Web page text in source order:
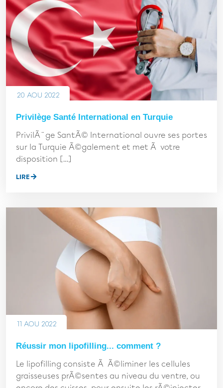
20 AOU 2022
Privilège Santé International en Turquie
PrivilÃ¨ge SantÃ© International ouvre ses portes
sur la Turquie Ã©galement et met Ã votre
disposition […]
LIRE
11 AOU 2022
Réussir mon lipofilling... comment ?
Le lipofilling consiste Ã Ã©liminer les cellules
graisseuses prÃ©sentes au niveau du ventre, ou